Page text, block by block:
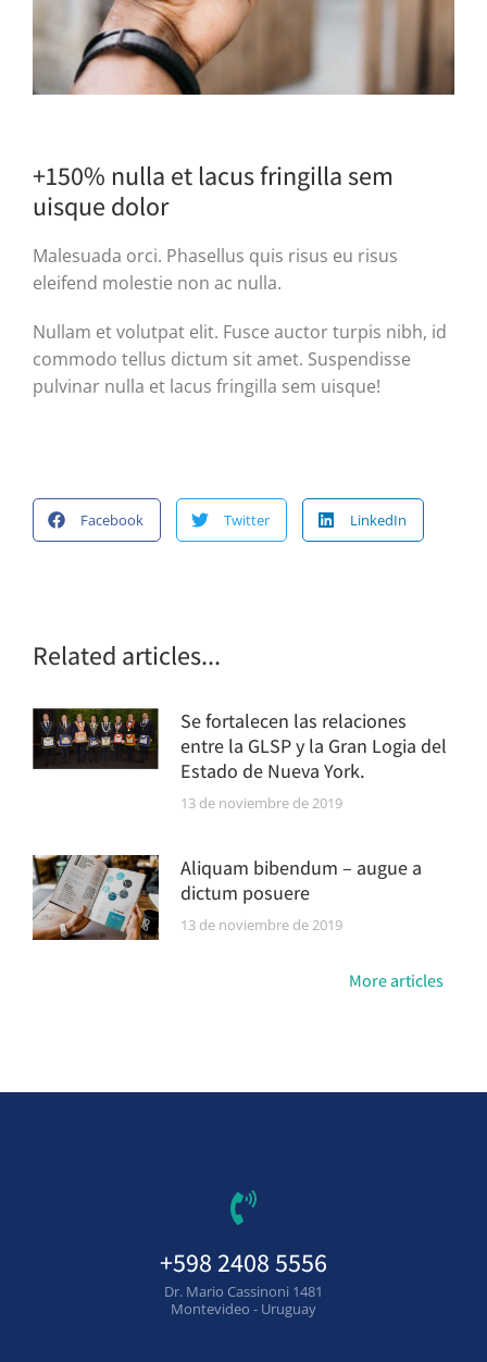
+150% nulla et lacus fringilla sem
uisque dolor
Malesuada orci. Phasellus quis risus eu risus
eleifend molestie non ac nulla.
Nullam et volutpat elit. Fusce auctor turpis nibh, id
commodo tellus dictum sit amet. Suspendisse
pulvinar nulla et lacus fringilla sem uisque!
Facebook Twitter LinkedIn
Related articles...
Se fortalecen las relaciones
entre la GLSP y la Gran Logia del
Estado de Nueva York.
13 de noviembre de 2019
Aliquam bibendum – augue a
dictum posuere
13 de noviembre de 2019
More articles
+598 2408 5556
Dr. Mario Cassinoni 1481
Montevideo - Uruguay